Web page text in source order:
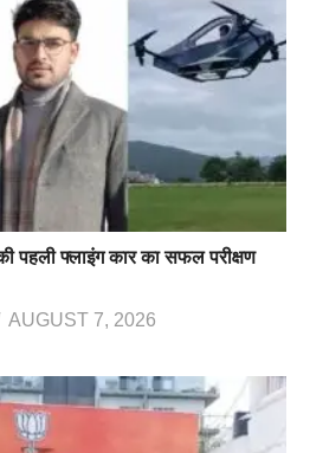
पहली फ्लाइंग कार का सफल परीक्षण
AUGUST 7, 2026